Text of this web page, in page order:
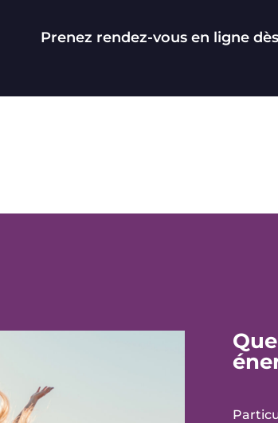
Prenez rendez-vous en ligne